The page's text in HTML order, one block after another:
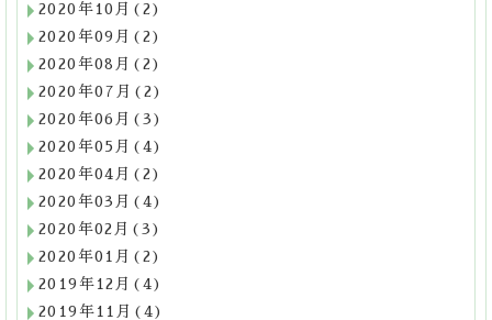
2020年10月(2)
2020年09月(2)
2020年08月(2)
2020年07月(2)
2020年06月(3)
2020年05月(4)
2020年04月(2)
2020年03月(4)
2020年02月(3)
2020年01月(2)
2019年12月(4)
2019年11月(4)